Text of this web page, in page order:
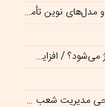
مالی شتاب می‌گیرد
یک میلیونی منتفی است؟
شعب شرق تهران